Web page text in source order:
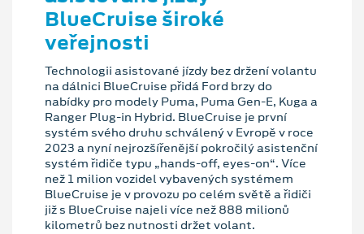
BlueCruise široké
veřejnosti
Technologii asistované jízdy bez držení volantu
na dálnici BlueCruise přidá Ford brzy do
nabídky pro modely Puma, Puma Gen-E, Kuga a
Ranger Plug-in Hybrid. BlueCruise je první
systém svého druhu schválený v Evropě v roce
2023 a nyní nejrozšířenější pokročilý asistenční
systém řidiče typu „hands-off, eyes-on“. Více
než 1 milion vozidel vybavených systémem
BlueCruise je v provozu po celém světě a řidiči
již s BlueCruise najeli více než 888 milionů
kilometrů bez nutnosti držet volant.